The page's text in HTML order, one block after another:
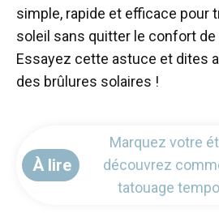
simple, rapide et efficace pour
soleil sans quitter le confort
Essayez cette astuce et dites
des brûlures solaires !
À lire
Marquez votre
découvrez
tatouage